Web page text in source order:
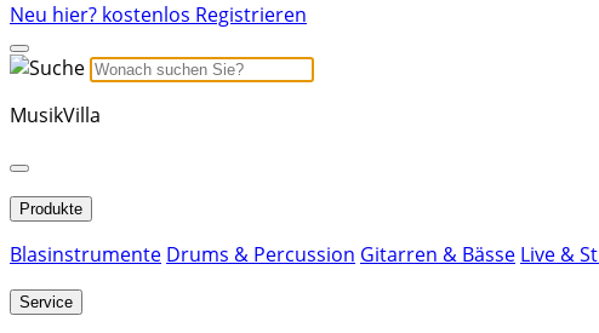
Neu hier? kostenlos Registrieren
MusikVilla
Produkte
Blasinstrumente Drums & Percussion Gitarren & Bässe Live &
Service